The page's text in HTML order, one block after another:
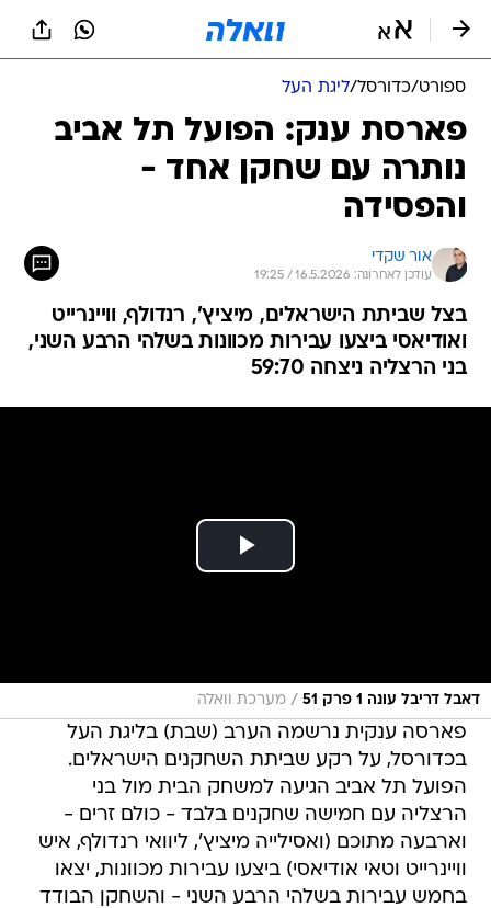
ספורט/כדורסל/ליגת העל
פארסת ענק: הפועל תל אביב
נותרה עם שחקן אחד -
והפסידה
אור שקדי
עודכן לאחרונה: 16.5.2026 / 19:25
בצל שביתת הישראלים, מיציץ', רנדולף, וויינרייט
ואודיאסי ביצעו עבירות מכוונות בשלהי הרבע השני,
בני הרצליה ניצחה 59:70
דאבל דריבל עונה 1 פרק 51 / מערכת וואלה
פארסה ענקית נרשמה הערב (שבת) בליגת העל
בכדורסל, על רקע שביתת השחקנים הישראלים.
הפועל תל אביב הגיעה למשחק הבית מול בני
הרצליה עם חמישה שחקנים בלבד - כולם זרים -
וארבעה מתוכם (ואסילייה מיציץ', ליוואי רנדולף, איש
וויינרייט וטאי אודיאסי) ביצעו עבירות מכוונות, יצאו
בחמש עבירות בשלהי הרבע השני - והשחקן הבודד